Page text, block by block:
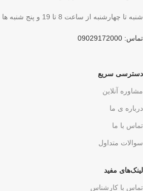
شنبه تا چهارشنبه از ساعت 8 تا 19 و پنج شنبه ها 8 تا 2 بعد از ظهر
تماس: 09029172000
دسترسی سریع
مشاوره آنلاین
درباره ی ما
تماس با ما
سوالات متداول
لینک‌های مفید
تماس با کارشناس